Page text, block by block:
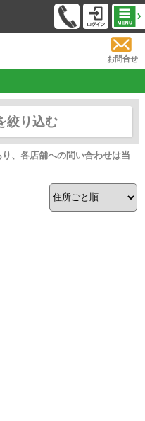
お問合せ
絞り込む
、各店舗への問い合わせは当